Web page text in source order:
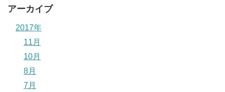
アーカイブ
2017年
11月
10月
8月
7月